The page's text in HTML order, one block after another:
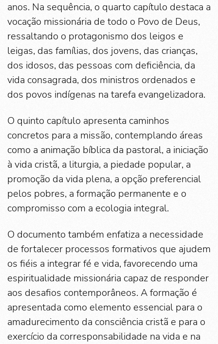
anos. Na sequência, o quarto capítulo destaca a
vocação missionária de todo o Povo de Deus,
ressaltando o protagonismo dos leigos e
leigas, das famílias, dos jovens, das crianças,
dos idosos, das pessoas com deficiência, da
vida consagrada, dos ministros ordenados e
dos povos indígenas na tarefa evangelizadora.
O quinto capítulo apresenta caminhos
concretos para a missão, contemplando áreas
como a animação bíblica da pastoral, a iniciação
à vida cristã, a liturgia, a piedade popular, a
promoção da vida plena, a opção preferencial
pelos pobres, a formação permanente e o
compromisso com a ecologia integral.
O documento também enfatiza a necessidade
de fortalecer processos formativos que ajudem
os fiéis a integrar fé e vida, favorecendo uma
espiritualidade missionária capaz de responder
aos desafios contemporâneos. A formação é
apresentada como elemento essencial para o
amadurecimento da consciência cristã e para o
exercício da corresponsabilidade na vida e na